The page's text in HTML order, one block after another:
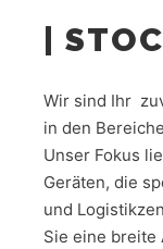
|
Wir sind Ihr
in den
Unser Fokus
Geräten, die
und
Sie eine breite